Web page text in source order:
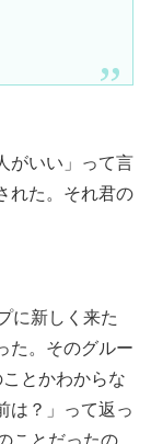
がいい」って言
れた。それ君の
に新しく来た
た。そのグルー
とかわからな
は？」って返っ
ことだったの